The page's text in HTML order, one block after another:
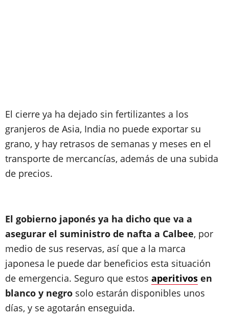
El cierre ya ha dejado sin fertilizantes a los
granjeros de Asia, India no puede exportar su
grano, y hay retrasos de semanas y meses en el
transporte de mercancías, además de una subida
de precios.
El gobierno japonés ya ha dicho que va a
asegurar el suministro de nafta a Calbee, por
medio de sus reservas, así que a la marca
japonesa le puede dar beneficios esta situación
de emergencia. Seguro que estos aperitivos en
blanco y negro solo estarán disponibles unos
días, y se agotarán enseguida.